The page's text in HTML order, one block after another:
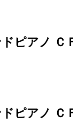
ピアノ Ｃ
ピアノ Ｃ